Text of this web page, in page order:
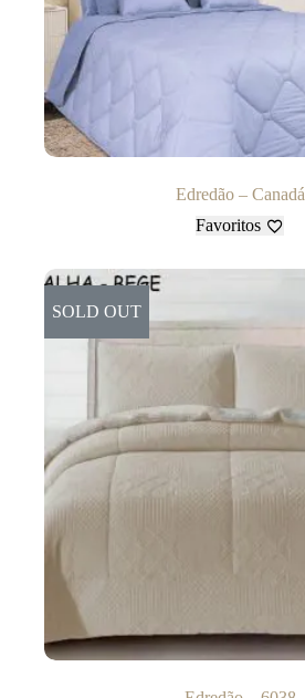
Edredão – Canadá
Favoritos
SOLD OUT